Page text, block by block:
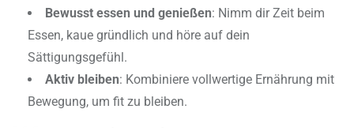
Bewusst essen und genießen: Nimm dir Zeit beim
Essen, kaue gründlich und höre auf dein
Sättigungsgefühl.
Aktiv bleiben: Kombiniere vollwertige Ernährung mit
Bewegung, um fit zu bleiben.